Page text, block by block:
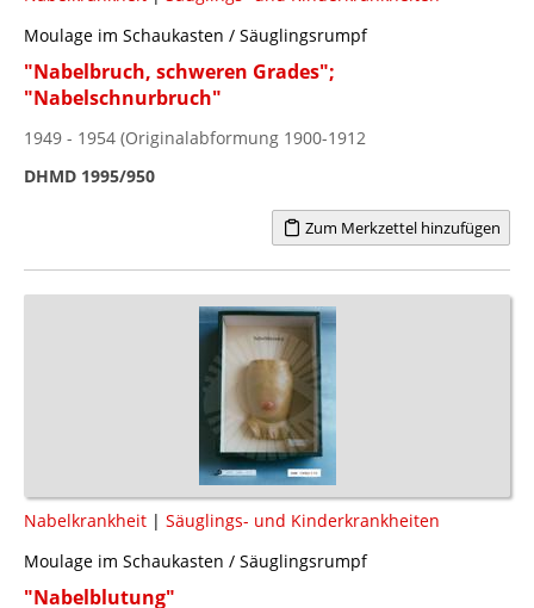
Moulage im Schaukasten / Säuglingsrumpf
"Nabelbruch, schweren Grades";
"Nabelschnurbruch"
1949 - 1954 (Originalabformung 1900-1912
DHMD 1995/950
Zum Merkzettel hinzufügen
Nabelkrankheit | Säuglings- und Kinderkrankheiten
Moulage im Schaukasten / Säuglingsrumpf
"Nabelblutung"